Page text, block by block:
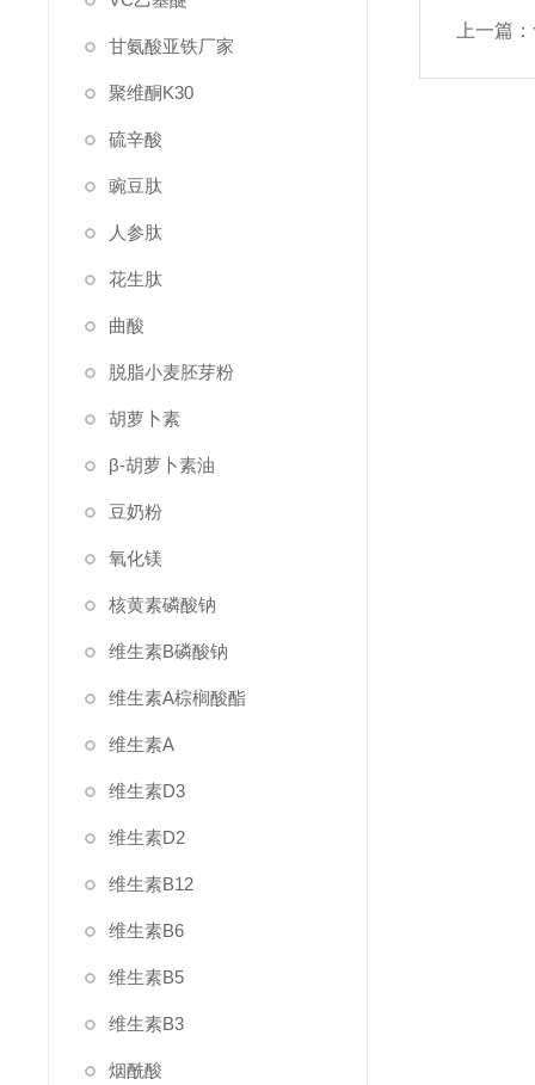
甘氨酸亚铁厂家
聚维酮K30
硫辛酸
豌豆肽
人参肽
花生肽
曲酸
脱脂小麦胚芽粉
胡萝卜素
β-胡萝卜素油
豆奶粉
氧化镁
核黄素磷酸钠
维生素B磷酸钠
维生素A棕榈酸酯
维生素A
维生素D3
维生素D2
维生素B12
维生素B6
维生素B5
维生素B3
烟酰酸
上一篇：